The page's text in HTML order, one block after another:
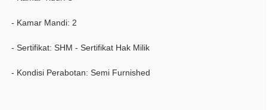
- Kamar Mandi: 2
- Sertifikat: SHM - Sertifikat Hak Milik
- Kondisi Perabotan: Semi Furnished